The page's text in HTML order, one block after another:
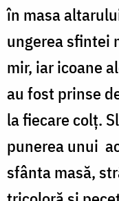
în masa
ungerea sfintei
mir, iar icoane
au fost prinse
la fiecare colţ.
punerea unui
sfânta masă,